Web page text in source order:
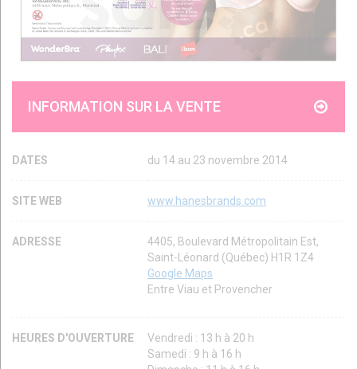
INFORMATION SUR LA VENTE
DATES du 14 au 23 novembre 2014
SITE WEB www.hanesbrands.com
ADRESSE
4405, Boulevard Métropolitain Est,
Saint-Léonard (Québec) H1R 1Z4
Google Maps
Entre Viau et Provencher
HEURES D'OUVERTURE
Vendredi : 13 h à 20 h
Samedi : 9 h à 16 h